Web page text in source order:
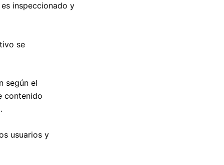
inspeccionado y
se
según el
contenido
usuarios y